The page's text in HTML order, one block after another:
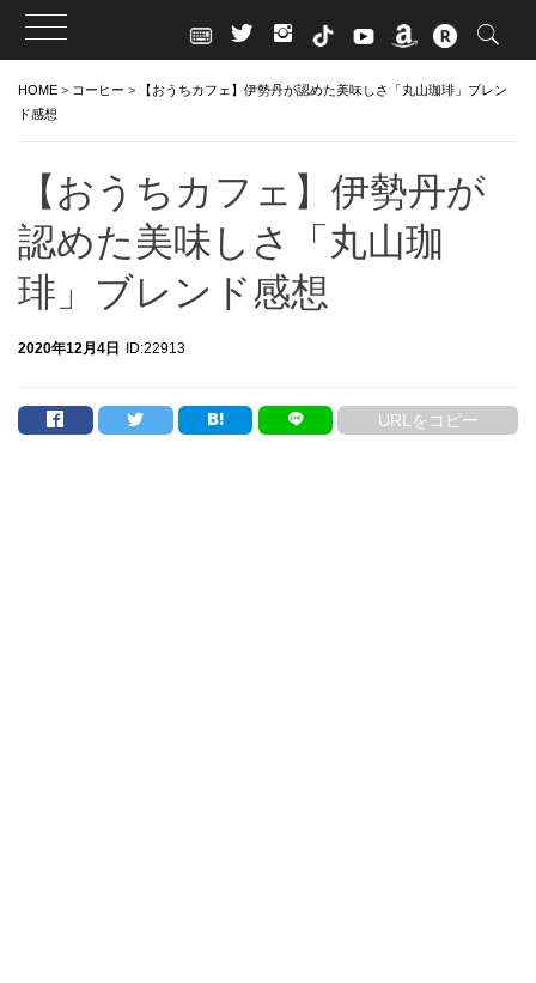
HOME > コーヒー >
【おうちカフェ】伊勢丹が認めた美味しさ「丸山珈琲」ブレン
ド感想
【おうちカフェ】伊勢丹が
認めた美味しさ「丸山珈
琲」ブレンド感想
2020年12月4日 ID:22913
URLをコピー